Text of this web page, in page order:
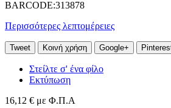
BARCODE:313878
Περισσότερες λεπτομέρειες
Tweet Κοινή χρήση Google+
Στείλτε σ' ένα φίλο
Εκτύπωση
16,12 € με Φ.Π.Α